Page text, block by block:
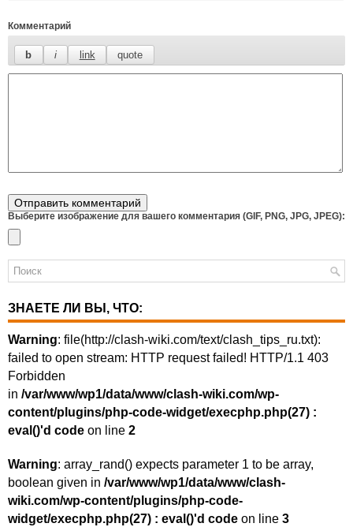
Комментарий
Выберите изображение для вашего комментария (GIF, PNG, JPG, JPEG):
ЗНАЕТЕ ЛИ ВЫ, ЧТО:
Warning: file(http://clash-wiki.com/text/clash_tips_ru.txt):
failed to open stream: HTTP request failed! HTTP/1.1 403
Forbidden
in /var/www/wp1/data/www/clash-wiki.com/wp-
content/plugins/php-code-widget/execphp.php(27) :
eval()'d code on line 2
Warning: array_rand() expects parameter 1 to be array,
boolean given in /var/www/wp1/data/www/clash-
wiki.com/wp-content/plugins/php-code-
widget/execphp.php(27) : eval()'d code on line 3